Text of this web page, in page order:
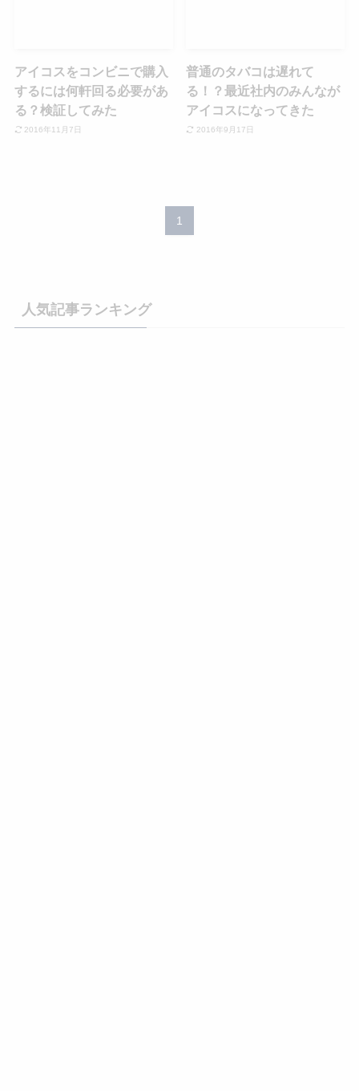
アイコスをコンビニで購入
するには何軒回る必要があ
る？検証してみた
2016年11月7日
普通のタバコは遅れて
る！？最近社内のみんなが
アイコスになってきた
2016年9月17日
1
人気記事ランキング